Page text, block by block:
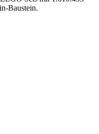
Baustein.